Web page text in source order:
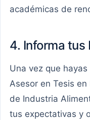
académicas de
4. Informa
Una vez que
Asesor en Tesis
de Industria
tus expectativas y